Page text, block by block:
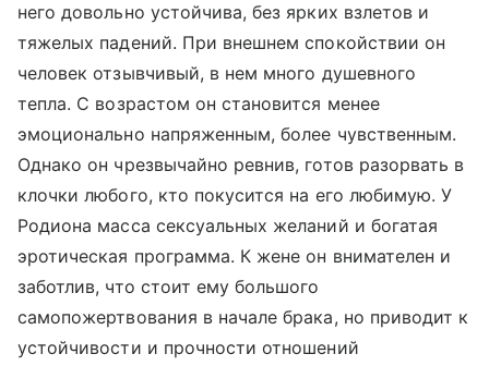
него довольно устойчива, без ярких взлетов и
тяжелых падений. При внешнем спокойствии он
человек отзывчивый, в нем много душевного
тепла. С возрастом он становится менее
эмоционально напряженным, более чувственным.
Однако он чрезвычайно ревнив, готов разорвать в
клочки любого, кто покусится на его любимую. У
Родиона масса сексуальных желаний и богатая
эротическая программа. К жене он внимателен и
заботлив, что стоит ему большого
самопожертвования в начале брака, но приводит к
устойчивости и прочности отношений